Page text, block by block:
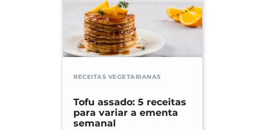
RECEITAS VEGETARIANAS
Tofu assado: 5 receitas
para variar a ementa
semanal